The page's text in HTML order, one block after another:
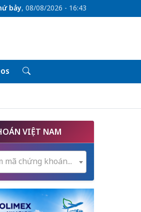
bảy, 08/08/2026 - 16:43
VIỆT NAM
mã chứng khoán...